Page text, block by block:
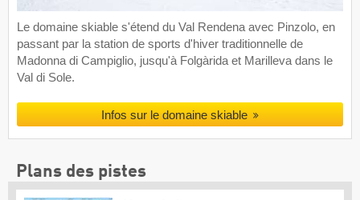
Le domaine skiable s'étend du Val Rendena avec Pinzolo, en
passant par la station de sports d'hiver traditionnelle de
Madonna di Campiglio, jusqu'à Folgàrida et Marilleva dans le
Val di Sole.
Infos sur le domaine skiable
Plans des pistes